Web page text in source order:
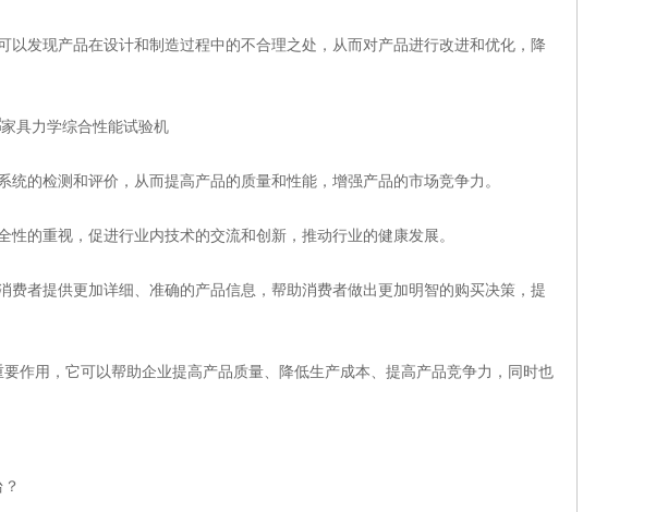
发现产品在设计和制造过程中的不合理之处，从而对产品进行改进和优化，降
检测和评价，从而提高产品的质量和性能，增强产品的市场竞争力。
重视，促进行业内技术的交流和创新，推动行业的健康发展。
者提供更加详细、准确的产品信息，帮助消费者做出更加明智的购买决策，提
作用，它可以帮助企业提高产品质量、降低生产成本、提高产品竞争力，同时也